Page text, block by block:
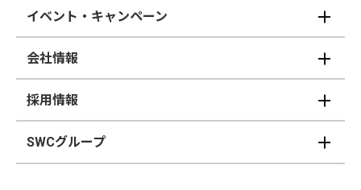
イベント・キャンペーン
会社情報
採用情報
SWCグループ